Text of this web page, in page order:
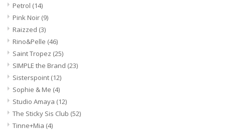
Petrol (14)
Pink Noir (9)
Raizzed (3)
Rino&Pelle (46)
Saint Tropez (25)
SIMPLE the Brand (23)
Sisterspoint (12)
Sophie & Me (4)
Studio Amaya (12)
The Sticky Sis Club (52)
Tinne+Mia (4)